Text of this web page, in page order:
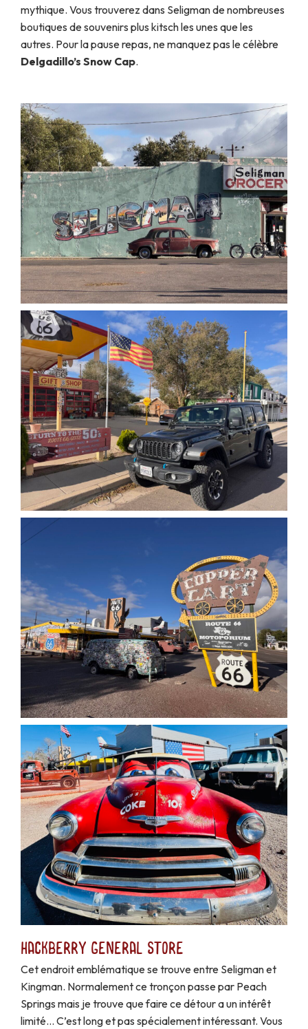
mythique. Vous trouverez dans Seligman de nombreuses
boutiques de souvenirs plus kitsch les unes que les
autres. Pour la pause repas, ne manquez pas le célèbre
Delgadillo’s Snow Cap.
Hackberry General Store
Cet endroit emblématique se trouve entre Seligman et
Kingman. Normalement ce tronçon passe par Peach
Springs mais je trouve que faire ce détour a un intérêt
limité… C’est long et pas spécialement intéressant. Vous